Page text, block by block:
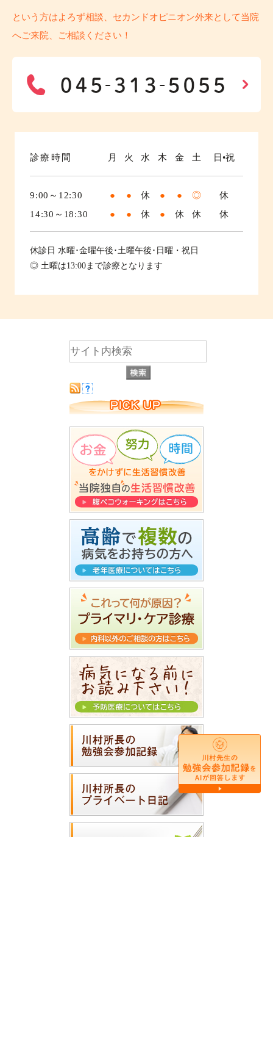
という方はよろず相談、セカンドオピニオン外来として当院
へご来院、ご相談ください！
診療時間 月 火 水 木 金 土 日•祝
9:00～12:30 ● ● 休 ● ● ◎
休
14:30～18:30
● ● 休 ● 休 休 休
休診日 水曜･金曜午後･土曜午後･日曜・祝日
◎ 土曜は13:00まで診療となります